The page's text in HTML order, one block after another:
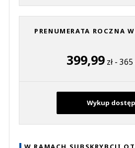
PRENUMERATA ROCZNA
399,99zł -
Wykup dostęp